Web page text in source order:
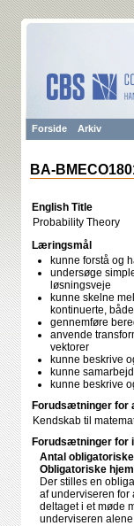
Forside Arkiv
BA-
English Title
Probability Theory
Læringsmål
kunne forstå og
undersøge
løsningsveje
kunne skelne
kontinuerte,
gennemføre
anvende
vektorer
kunne beskrive
kunne
kunne beskrive
Forudsætninger for
Kendskab til
Forudsætninger for
Antal
Obligatoriske
Der stilles en
af underviseren
deltaget i et møde
underviseren